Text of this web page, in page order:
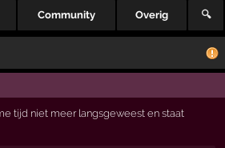
Community Overig 🔍
tijd niet meer langsgeweest en staat